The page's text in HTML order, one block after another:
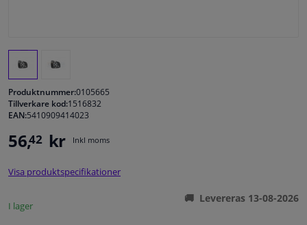
Interiör & bilklädsel
Bilvård & Tillbehör
Verkstad & Verktyg
Husbil, motorcykel, cykel & båt
Sensorer & Elsystem
Produktnummer:0105665
Tillverkare kod:1516832
EAN:5410909414023
56,42 kr Inkl moms
Visa produktspecifikationer
I lager
Levereras 13-08-2026